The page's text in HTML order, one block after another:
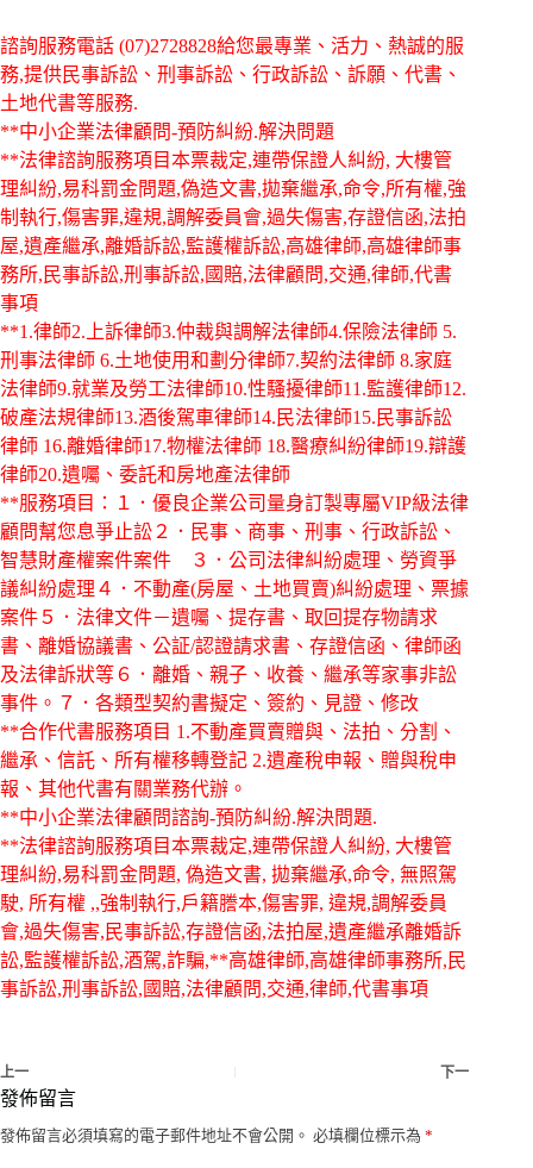
諮詢服務電話 (07)2728828給您最專業、活力、熱誠的服
務,提供民事訴訟、刑事訴訟、行政訴訟、訴願、代書、
土地代書等服務.
**中小企業法律顧問-預防糾紛.解決問題
**法律諮詢服務項目本票裁定,連帶保證人糾紛, 大樓管
理糾紛,易科罰金問題,偽造文書,拋棄繼承,命令,所有權,強
制執行,傷害罪,違規,調解委員會,過失傷害,存證信函,法拍
屋,遺產繼承,離婚訴訟,監護權訴訟,高雄律師,高雄律師事
務所,民事訴訟,刑事訴訟,國賠,法律顧問,交通,律師,代書
事項
**1.律師2.上訴律師3.仲裁與調解法律師4.保險法律師 5.
刑事法律師 6.土地使用和劃分律師7.契約法律師 8.家庭
法律師9.就業及勞工法律師10.性騷擾律師11.監護律師12.
破產法規律師13.酒後駕車律師14.民法律師15.民事訴訟
律師 16.離婚律師17.物權法律師 18.醫療糾紛律師19.辯護
律師20.遺囑、委託和房地產法律師
**服務項目：１．優良企業公司量身訂製專屬VIP級法律
顧問幫您息爭止訟２．民事、商事、刑事、行政訴訟、
智慧財產權案件案件 ３．公司法律糾紛處理、勞資爭
議糾紛處理４．不動產(房屋、土地買賣)糾紛處理、票據
案件５．法律文件－遺囑、提存書、取回提存物請求
書、離婚協議書、公証/認證請求書、存證信函、律師函
及法律訴狀等６．離婚、親子、收養、繼承等家事非訟
事件。７．各類型契約書擬定、簽約、見證、修改
**合作代書服務項目 1.不動產買賣贈與、法拍、分割、
繼承、信託、所有權移轉登記 2.遺產稅申報、贈與稅申
報、其他代書有關業務代辦。
**中小企業法律顧問諮詢-預防糾紛.解決問題.
**法律諮詢服務項目本票裁定,連帶保證人糾紛, 大樓管
理糾紛,易科罰金問題, 偽造文書, 拋棄繼承,命令, 無照駕
駛, 所有權 ,,強制執行,戶籍謄本,傷害罪, 違規,調解委員
會,過失傷害,民事訴訟,存證信函,法拍屋,遺產繼承離婚訴
訟,監護權訴訟,酒駕,詐騙,**高雄律師,高雄律師事務所,民
事訴訟,刑事訴訟,國賠,法律顧問,交通,律師,代書事項
上一 下一
發佈留言
發佈留言必須填寫的電子郵件地址不會公開。 必填欄位標示為 *